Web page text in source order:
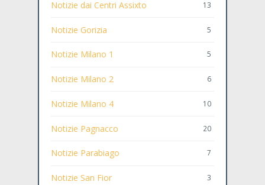
Notizie dai Centri Assixto 13
Notizie Gorizia 5
Notizie Milano 1 5
Notizie Milano 2 6
Notizie Milano 4 10
Notizie Pagnacco 20
Notizie Parabiago 7
Notizie San Fior 3